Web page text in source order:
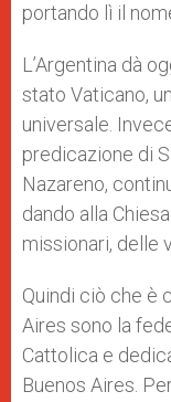
portando lì il
L’Argentina dà
stato Vaticano,
universale.
predicazione di
Nazareno,
dando alla
missionari, delle
Quindi ciò che è
Aires sono la
Cattolica e
Buenos Aires.